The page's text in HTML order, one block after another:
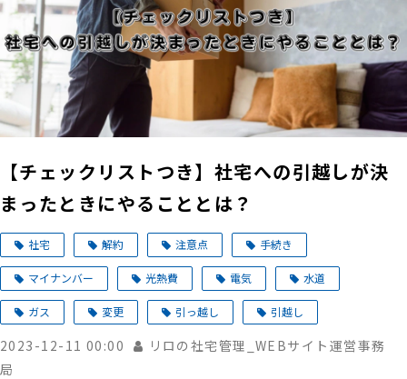
【チェックリストつき】社宅への引越しが決
まったときにやることとは？
社宅 解約 注意点 手続き
マイナンバー 光熱費 電気 水道
ガス 変更 引っ越し 引越し
2023-12-11 00:00
リロの社宅管理_WEBサイト運営事務
局